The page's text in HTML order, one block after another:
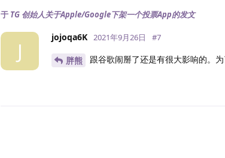
于 TG 创始人关于Apple/Google下架一个投票App的发文
J
jojoqa6K 2021年9月26日 #7
胖熊 跟谷歌闹掰了还是有很大影响的。